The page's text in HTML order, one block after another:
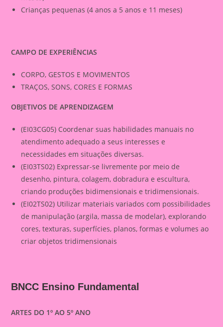
Crianças pequenas (4 anos a 5 anos e 11 meses)
CAMPO DE EXPERIÊNCIAS
CORPO, GESTOS E MOVIMENTOS
TRAÇOS, SONS, CORES E FORMAS
OBJETIVOS DE APRENDIZAGEM
(EI03CG05) Coordenar suas habilidades manuais no
atendimento adequado a seus interesses e
necessidades em situações diversas.
(EI03TS02) Expressar-se livremente por meio de
desenho, pintura, colagem, dobradura e escultura,
criando produções bidimensionais e tridimensionais.
(EI02TS02) Utilizar materiais variados com possibilidades
de manipulação (argila, massa de modelar), explorando
cores, texturas, superfícies, planos, formas e volumes ao
criar objetos tridimensionais
BNCC Ensino Fundamental
ARTES DO 1º AO 5º ANO